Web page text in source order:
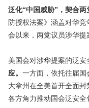
泛化“中国威胁”，契合两
防授权法案》涵盖对华
会以来，两党议员涉华提
美国会对涉华提案的泛
应。 一方面，依托往届国
大拿州在全美首开全面
各方角力推动国会泛安全